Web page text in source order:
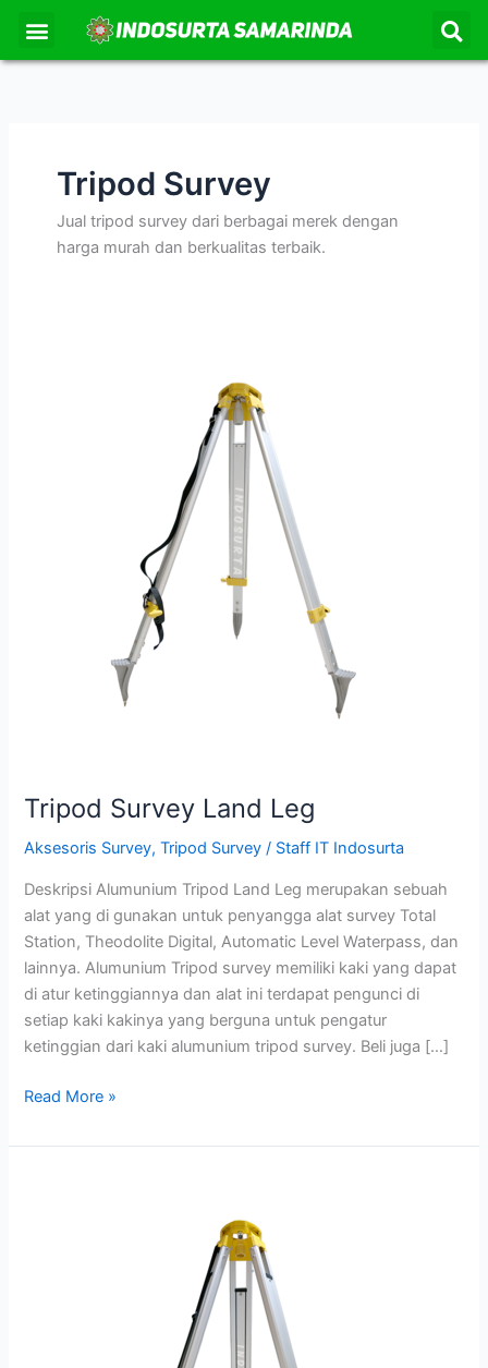
konten
Menu
Tripod Survey
Jual tripod survey dari berbagai merek dengan
harga murah dan berkualitas terbaik.
Tripod Survey Land Leg
Aksesoris Survey,Tripod Survey / Staff IT Indosurta
Deskripsi Alumunium Tripod Land Leg merupakan sebuah
alat yang di gunakan untuk penyangga alat survey Total
Station, Theodolite Digital, Automatic Level Waterpass, dan
lainnya. Alumunium Tripod survey memiliki kaki yang dapat
di atur ketinggiannya dan alat ini terdapat pengunci di
setiap kaki kakinya yang berguna untuk pengatur
ketinggian dari kaki alumunium tripod survey. Beli juga […]
Read More »